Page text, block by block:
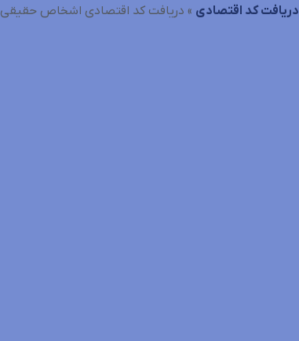
دریافت کد اقتصادی » دریافت کد اقتصادی اشخاص حقیقی